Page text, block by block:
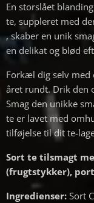
En storslået
te, suppleret med
, skaber en unik
en delikat og blød
Forkæl dig selv med
året rundt. Drik den
Smag den unikke
te er lavet med
tilføjelse til dit te-
Sort te tilsmagt
(frugtstykker),
Ingredienser: Sort